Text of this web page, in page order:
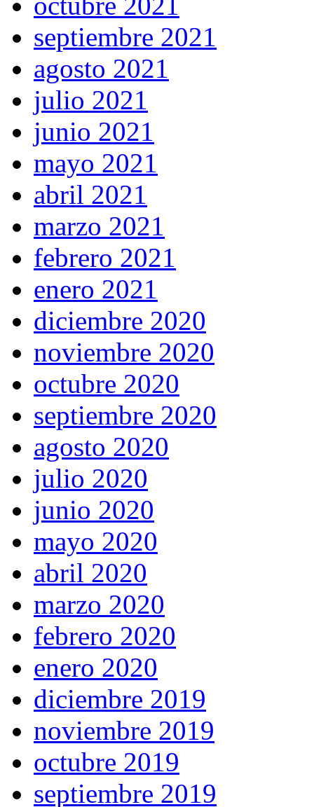
septiembre 2021
agosto 2021
julio 2021
junio 2021
mayo 2021
abril 2021
marzo 2021
febrero 2021
enero 2021
diciembre 2020
noviembre 2020
octubre 2020
septiembre 2020
agosto 2020
julio 2020
junio 2020
mayo 2020
abril 2020
marzo 2020
febrero 2020
enero 2020
diciembre 2019
noviembre 2019
octubre 2019
septiembre 2019